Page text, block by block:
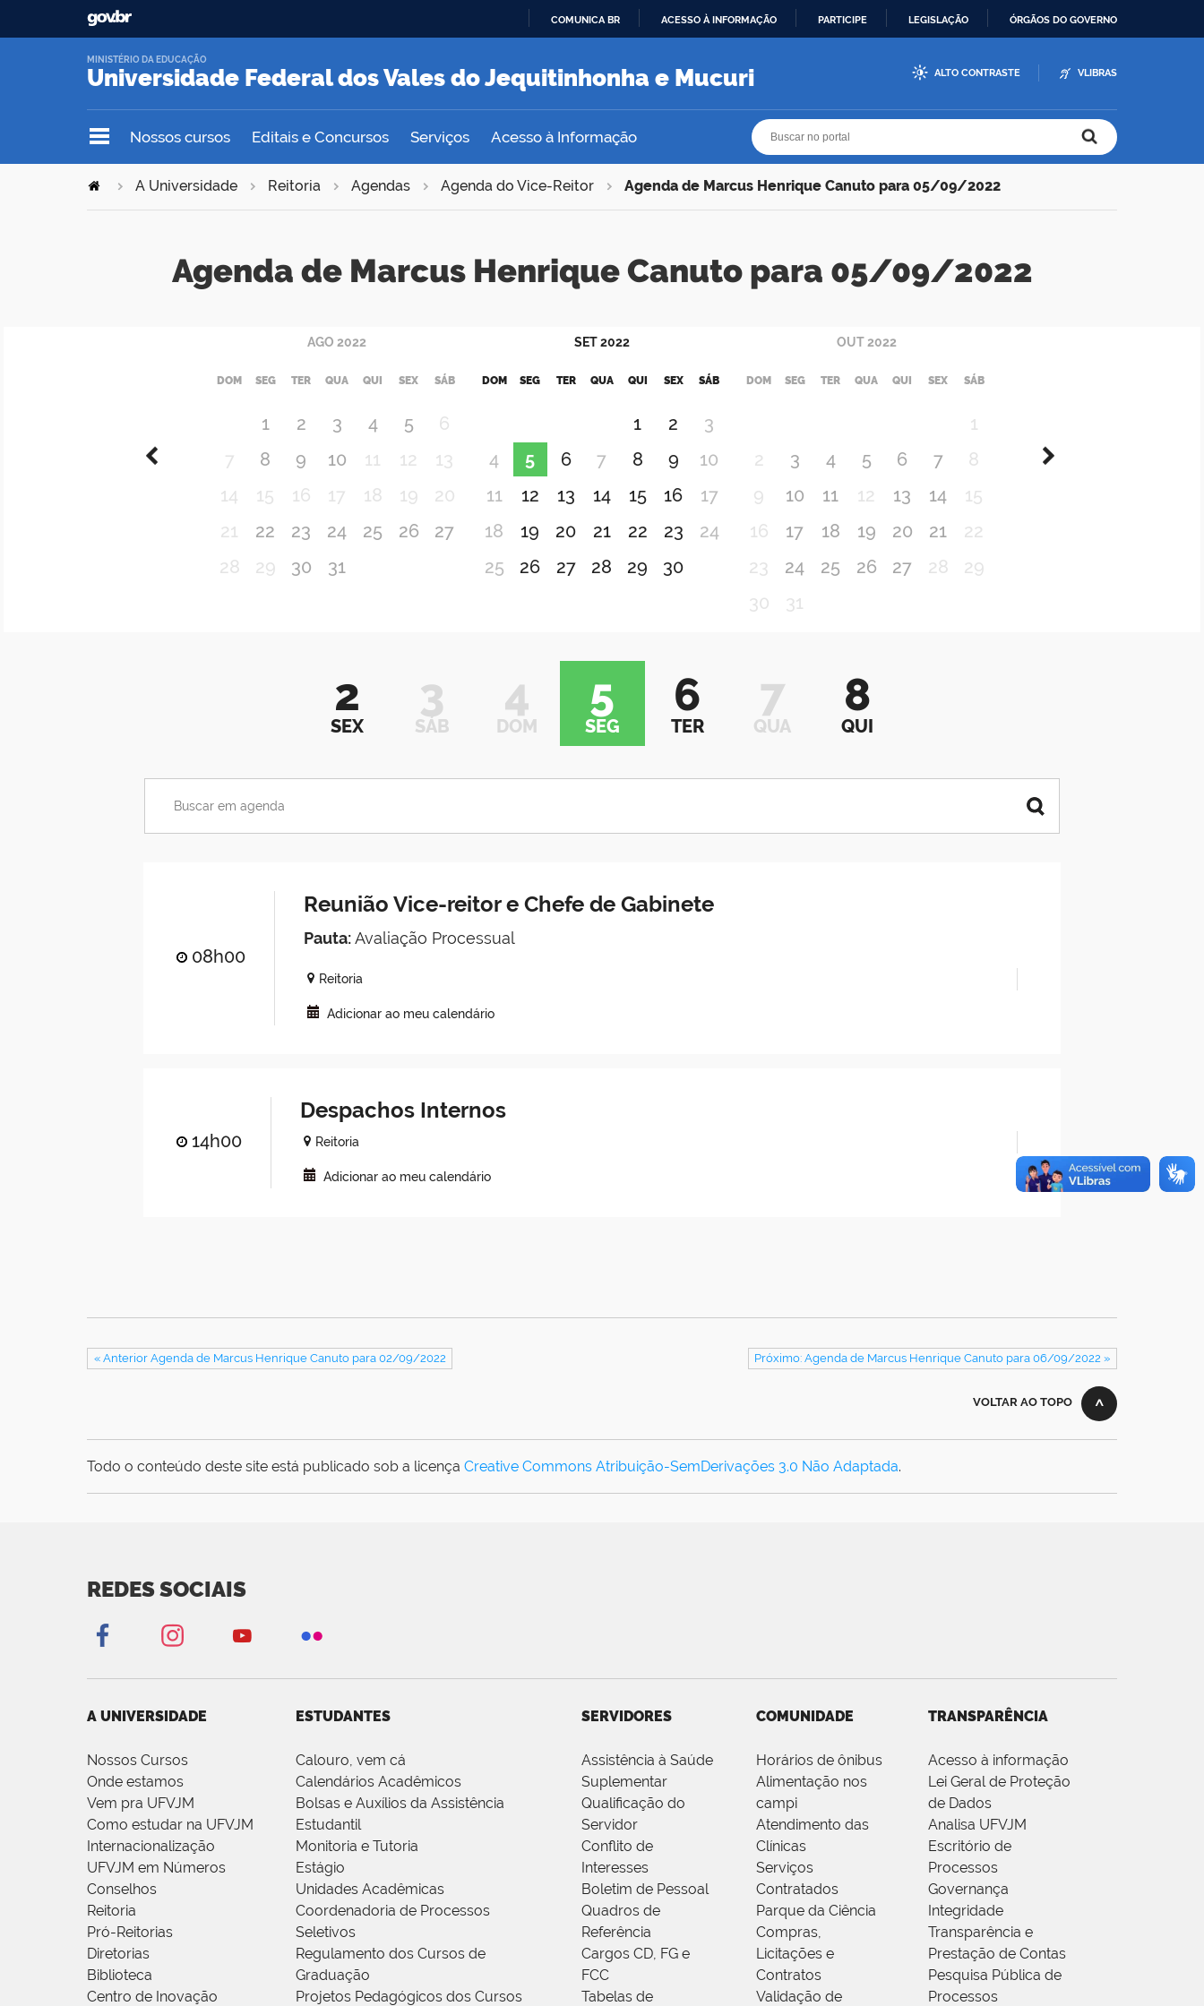
O
COMUNICA BR ACESSO À INFORMAÇÃO PARTICIPE LEGISLAÇÃO ÓRGÃOS DO GOVERNO
Universidade Federal dos Vales do Jequitinhonha e Mucuri
MINISTÉRIO DA EDUCAÇÃO
ALTO CONTRASTE VLIBRAS
Nossos cursos Editais e Concursos Serviços Acesso à Informação
A Universidade Reitoria Agendas Agenda do Vice-Reitor Agenda de Marcus Henrique Canuto para 05/09/2022
Agenda de Marcus Henrique Canuto para 05/09/2022
AGO 2022
DOM SEG TER QUA QUI SEX SÁB
1 2 3 4 5
6
7
8 9 10 11 12
13
14
15 16 17 18 19
20
21
22 23 24 25 26
27
28
29 30 31
SET 2022
DOM SEG TER QUA QUI SEX SÁB
1 2
3
4
5 6 7 8 9
10
11
12 13 14 15 16
17
18
19 20 21 22 23
24
25
26 27 28 29 30
OUT 2022
DOM SEG TER QUA QUI SEX SÁB
1
2
3 4 5 6 7
8
9
10 11 12 13 14
15
16
17 18 19 20 21
22
23
24 25 26 27 28
29
30
31
2
SEX
3
SÁB
4
DOM
5
SEG
6
TER
7
QUA
8
QUI
08h00
Reunião Vice-reitor e Chefe de Gabinete
Pauta:Avaliação Processual
Reitoria
Adicionar ao meu calendário
14h00
Despachos Internos
Reitoria
Adicionar ao meu calendário
« Anterior Agenda de Marcus Henrique Canuto para 02/09/2022 Próximo: Agenda de Marcus Henrique Canuto para 06/09/2022 »
VOLTAR AO TOPO
Todo o conteúdo deste site está publicado sob a licença Creative Commons Atribuição-SemDerivações 3.0 Não Adaptada.
REDES SOCIAIS
A UNIVERSIDADE
Nossos Cursos
Onde estamos
Vem pra UFVJM
Como estudar na UFVJM
Internacionalização
UFVJM em Números
Conselhos
Reitoria
Pró-Reitorias
Diretorias
Biblioteca
Centro de Inovação
ESTUDANTES
Calouro, vem cá
Calendários Acadêmicos
Bolsas e Auxílios da Assistência
Estudantil
Monitoria e Tutoria
Estágio
Unidades Acadêmicas
Coordenadoria de Processos
Seletivos
Regulamento dos Cursos de
Graduação
Projetos Pedagógicos dos Cursos
SERVIDORES
Assistência à Saúde
Suplementar
Qualificação do
Servidor
Conflito de
Interesses
Boletim de Pessoal
Quadros de
Referência
Cargos CD, FG e
FCC
Tabelas de
COMUNIDADE
Horários de ônibus
Alimentação nos
campi
Atendimento das
Clínicas
Serviços
Contratados
Parque da Ciência
Compras,
Licitações e
Contratos
Validação de
TRANSPARÊNCIA
Acesso à informação
Lei Geral de Proteção
de Dados
Analisa UFVJM
Escritório de
Processos
Governança
Integridade
Transparência e
Prestação de Contas
Pesquisa Pública de
Processos